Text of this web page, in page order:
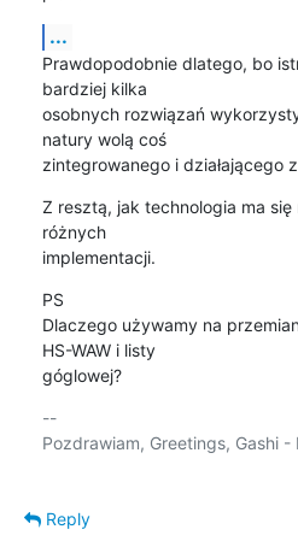
...
Prawdopodobnie dlatego, bo
bardziej kilka
osobnych rozwiązań
natury wolą coś
zintegrowanego i działającego
Z resztą, jak technologia ma
różnych
implementacji.
PS
Dlaczego używamy na
HS-WAW i listy
góglowej?
--
Pozdrawiam, Greetings, Gashi -
Reply